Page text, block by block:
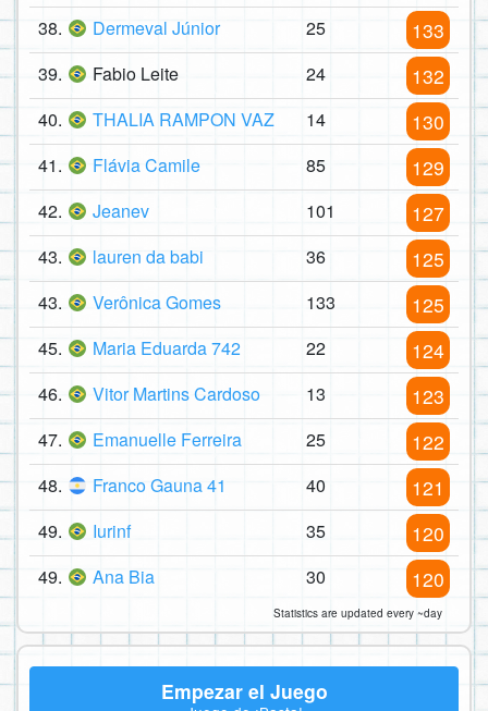
38. Dermeval Júnior 25 133
39. Fabio Leite 24 132
40. THALIA RAMPON VAZ 14 130
41. Flávia Camile 85 129
42. Jeanev 101 127
43. lauren da babi 36 125
43. Verônica Gomes 133 125
45. Maria Eduarda 742 22 124
46. Vitor Martins Cardoso 13 123
47. Emanuelle Ferreira 25 122
48. Franco Gauna 41 40 121
49. Iurinf 35 120
49. Ana Bia 30 120
Statistics are updated every ~day
Empezar el Juego